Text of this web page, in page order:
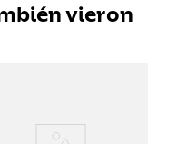
vieron